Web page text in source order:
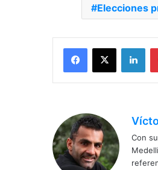
Elecciones
Facebook
X
Con